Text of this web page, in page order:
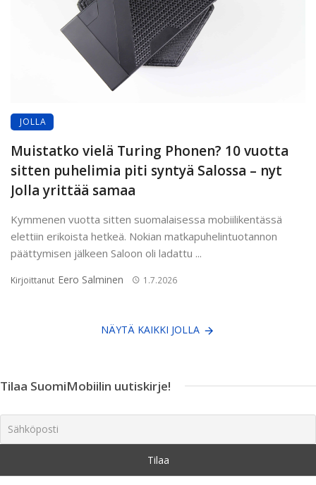
JOLLA
Muistatko vielä Turing Phonen? 10 vuotta
sitten puhelimia piti syntyä Salossa – nyt
Jolla yrittää samaa
Kymmenen vuotta sitten suomalaisessa mobiilikentässä
elettiin erikoista hetkeä. Nokian matkapuhelintuotannon
päättymisen jälkeen Saloon oli ladattu ...
Kirjoittanut Eero Salminen 1.7.2026
NÄYTÄ KAIKKI JOLLA
Tilaa SuomiMobiilin uutiskirje!